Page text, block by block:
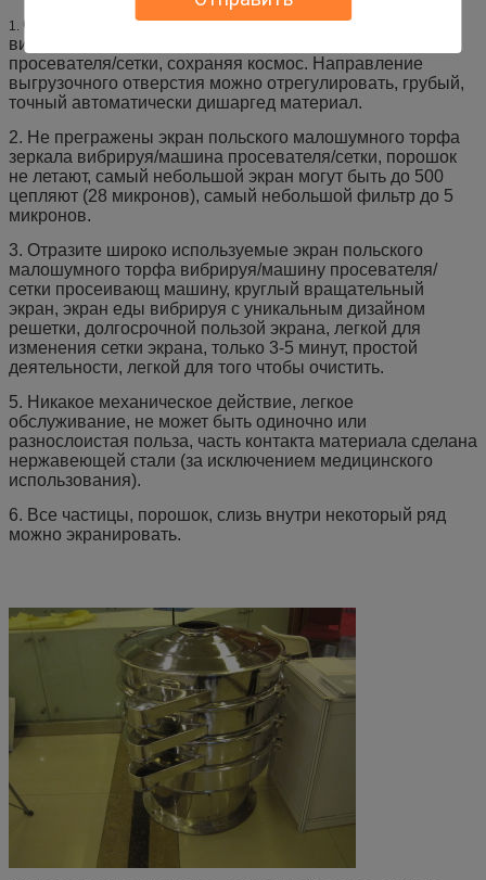
1. Отразите экран польского малошумного торфа
вибрируя/машину с небольшим размером, легковес
просевателя/сетки, сохраняя космос. Направление
выгрузочного отверстия можно отрегулировать, грубый,
точный автоматически дишаргед материал.
2. Не прегражены экран польского малошумного торфа
зеркала вибрируя/машина просевателя/сетки, порошок
не летают, самый небольшой экран могут быть до 500
цепляют (28 микронов), самый небольшой фильтр до 5
микронов.
3. Отразите широко используемые экран польского
малошумного торфа вибрируя/машину просевателя/
сетки просеивающ машину, круглый вращательный
экран, экран еды вибрируя с уникальным дизайном
решетки, долгосрочной пользой экрана, легкой для
изменения сетки экрана, только 3-5 минут, простой
деятельности, легкой для того чтобы очистить.
5. Никакое механическое действие, легкое
обслуживание, не может быть одиночно или
разнослоистая польза, часть контакта материала сделана
нержавеющей стали (за исключением медицинского
использования).
6. Все частицы, порошок, слизь внутри некоторый ряд
можно экранировать.